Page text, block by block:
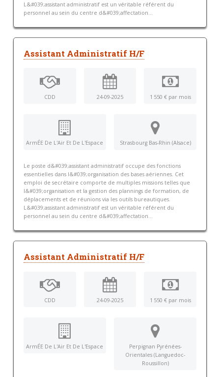
L&#039;assistant administratif est un véritable référent du
personnel au sein du centre d&#039;affectation...
Assistant Administratif H/F
CDD 24-09-2025 1 550 € par mois
ArmÉE De L'Air Et De L'Espace Strasbourg Bas-Rhin (Alsace)
Le poste d&#039;assistant administratif occupe des fonctions
essentielles dans l&#039;organisation des bases aériennes. Cet
emploi de secrétaire comporte de multiples missions telles que
l&#039;organisation et la gestion des plannings de formation, de
déplacements et de réunions via les outils bureautiques.
L&#039;assistant administratif est un véritable référent du
personnel au sein du centre d&#039;affectation...
Assistant Administratif H/F
CDD 24-09-2025 1 550 € par mois
ArmÉE De L'Air Et De L'Espace
Perpignan Pyrénées-
Orientales (Languedoc-
Roussillon)